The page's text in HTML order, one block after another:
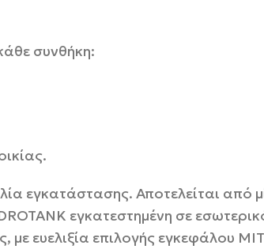
συνθήκη:
εγκατάστασης. Αποτελείται
εγκατεστημένη σε
ευελιξία επιλογής εγκεφάλου